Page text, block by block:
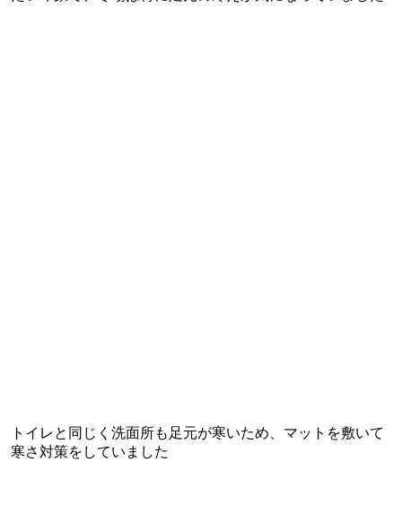
トイレと同じく洗面所も足元が寒いため、マットを敷いて
寒さ対策をしていました